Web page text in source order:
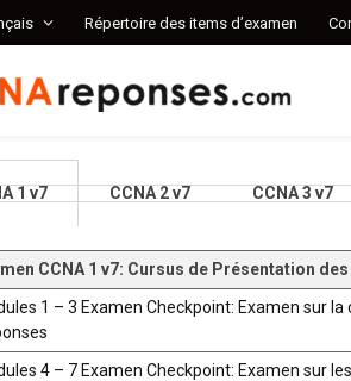
Répertoire des items d’examen
1 v7 CCNA 2 v7 CCNA 3 v7
CCNA 1 v7: Cursus de Présentation
1 – 3 Examen Checkpoint: Examen sur
4 – 7 Examen Checkpoint: Examen sur